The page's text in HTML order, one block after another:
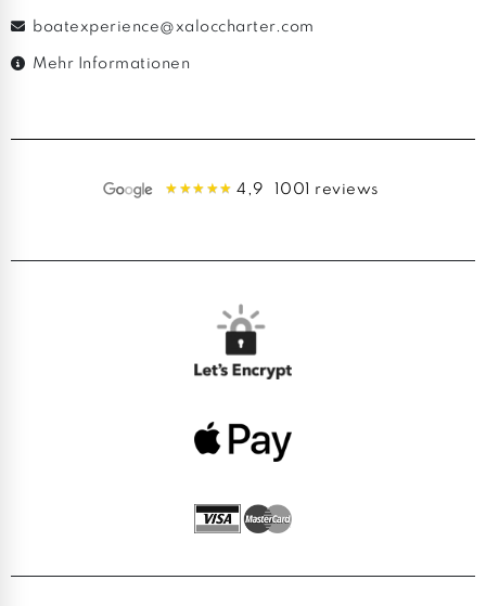
boatexperience@xaloccharter.com
Mehr Informationen
4,9 1001 reviews